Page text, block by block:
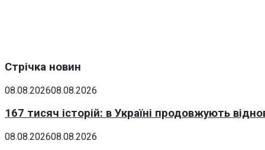
Стрічка новин
08.08.202608.08.2026
167 тисяч історій: в Україні продовжують
08.08.202608.08.2026